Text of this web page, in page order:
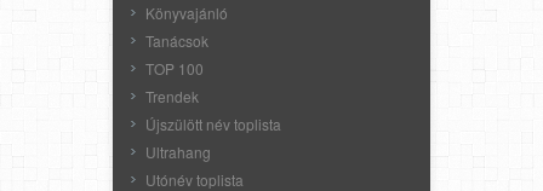
Könyvajánló
Tanácsok
TOP 100
Trendek
Újszülött név toplista
Ultrahang
Utónév toplista